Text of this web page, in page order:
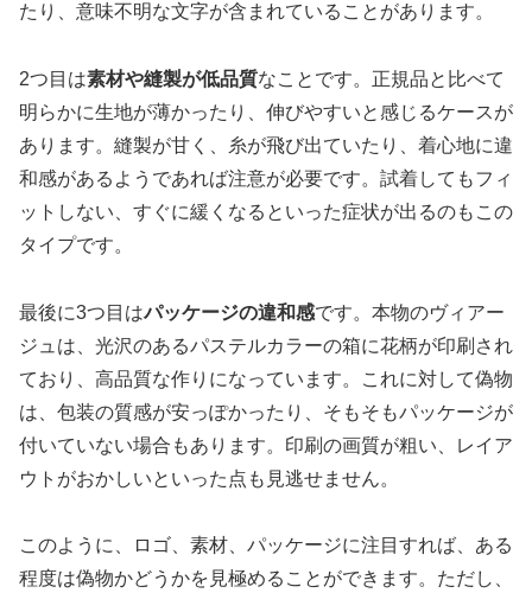
たり、意味不明な文字が含まれていることがあります。
2つ目は素材や縫製が低品質なことです。正規品と比べて
明らかに生地が薄かったり、伸びやすいと感じるケースが
あります。縫製が甘く、糸が飛び出ていたり、着心地に違
和感があるようであれば注意が必要です。試着してもフィ
ットしない、すぐに緩くなるといった症状が出るのもこの
タイプです。
最後に3つ目はパッケージの違和感です。本物のヴィアー
ジュは、光沢のあるパステルカラーの箱に花柄が印刷され
ており、高品質な作りになっています。これに対して偽物
は、包装の質感が安っぽかったり、そもそもパッケージが
付いていない場合もあります。印刷の画質が粗い、レイア
ウトがおかしいといった点も見逃せません。
このように、ロゴ、素材、パッケージに注目すれば、ある
程度は偽物かどうかを見極めることができます。ただし、